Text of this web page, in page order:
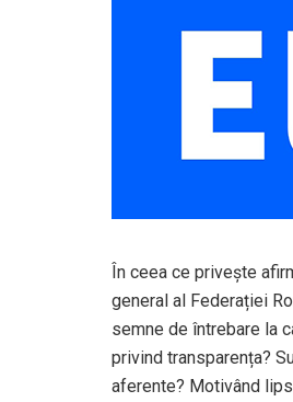
În ceea ce privește
general al Federației
semne de întrebare la
privind transparența?
aferente? Motivând